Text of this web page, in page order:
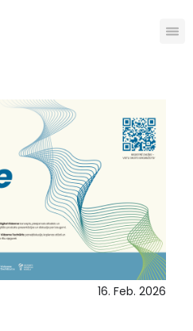
16. Feb. 2026